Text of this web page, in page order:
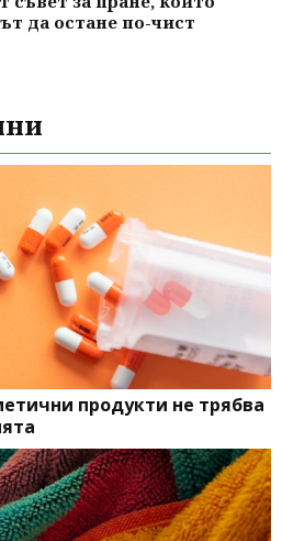
да остане по-чист
продукти не трябва